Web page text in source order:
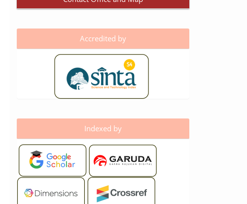
Accredited by
Indexed by